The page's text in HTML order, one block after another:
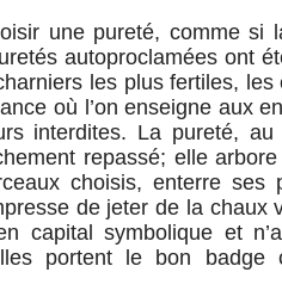
une pureté, comme si
autoproclamées ont
les plus fertiles,
où l’on enseigne aux
interdites. La pureté,
repassé; elle
choisis, enterre ses
de jeter de la chaux
capital symbolique et
portent le bon badge